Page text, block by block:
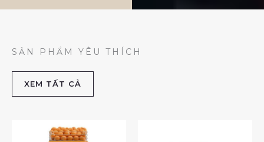
SẢN PHẨM YÊU THÍCH
XEM TẤT CẢ